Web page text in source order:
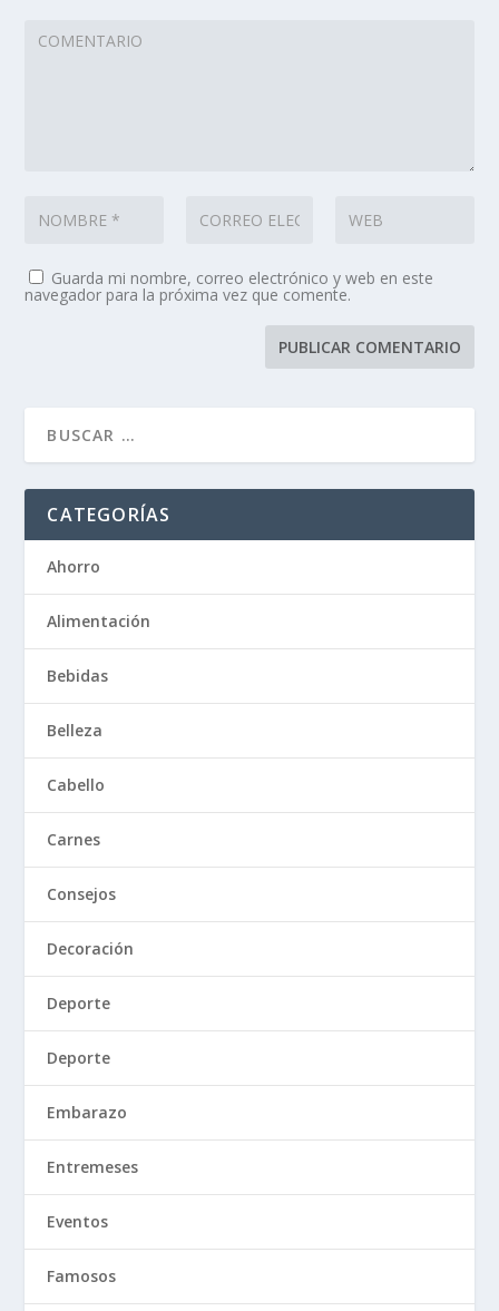
Guarda mi nombre, correo electrónico y web en este
navegador para la próxima vez que comente.
CATEGORÍAS
Ahorro
Alimentación
Bebidas
Belleza
Cabello
Carnes
Consejos
Decoración
Deporte
Deporte
Embarazo
Entremeses
Eventos
Famosos